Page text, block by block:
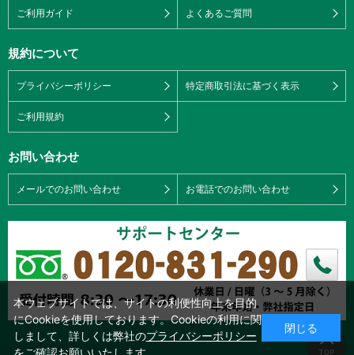
ご利用ガイド よくあるご質問
規約について
プライバシーポリシー 特定商取引法に基づく表示
ご利用規約
お問い合わせ
メールでのお問い合わせ お電話でのお問い合わせ
本ウェブサイトでは、サイトの利便性向上を目的
にCookieを使用しております。Cookieの利用に関
しまして、詳しくは弊社のプライバシーポリシー
閉じる